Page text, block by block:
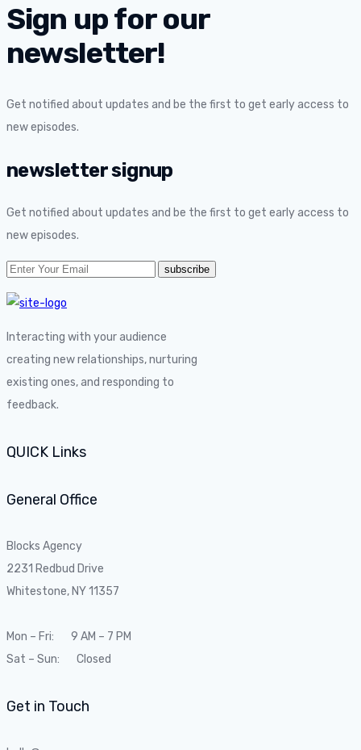
Sign up for our
newsletter!
Get notified about updates and be the first to get early access to
new episodes.
newsletter signup
Get notified about updates and be the first to get early access to
new episodes.
Interacting with your audience
creating new relationships, nurturing
existing ones, and responding to
feedback.
QUICK Links
General Office
Blocks Agency
2231 Redbud Drive
Whitestone, NY 11357
Mon – Fri: 9 AM – 7 PM
Sat – Sun: Closed
Get in Touch